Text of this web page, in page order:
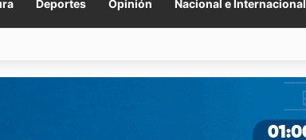
Deportes Opinión Nacional e Internacional
incendios forestales y de pastizales